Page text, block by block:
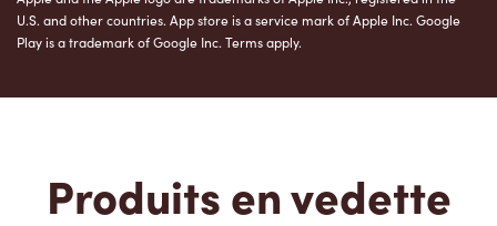
U.S. and other countries. App store is a service mark of Apple Inc. Google
Play is a trademark of Google Inc. Terms apply.
Produits en vedette